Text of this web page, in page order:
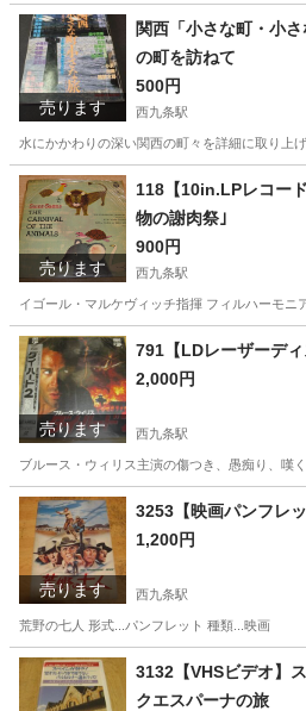
大阪 大阪市 西九条駅 その他
売ります
関西「小さな町・小
の町を訪ねて
500円
西九条駅
水にかかわりの深い関西の町々を詳細に取り上
大阪 大阪市 西九条駅
売ります
118【10in.LPレコー
物の謝肉祭｣
900円
西九条駅
イゴール・マルケヴィッチ指揮 フィルハーモ
大阪 大阪市 西九条駅 その他
売ります
791【LDレーザーデ
2,000円
西九条駅
ブルース・ウィリス主演の傷つき、愚痴り、嘆
大阪 大阪市 西九条駅 DVD/ブル
売ります
3253【映画パンフレ
1,200円
西九条駅
荒野の七人 形式...パンフレット 種類...映画
大阪 大阪市 西九条駅 その他
3132【VHSビデオ】
クエスパーナの旅